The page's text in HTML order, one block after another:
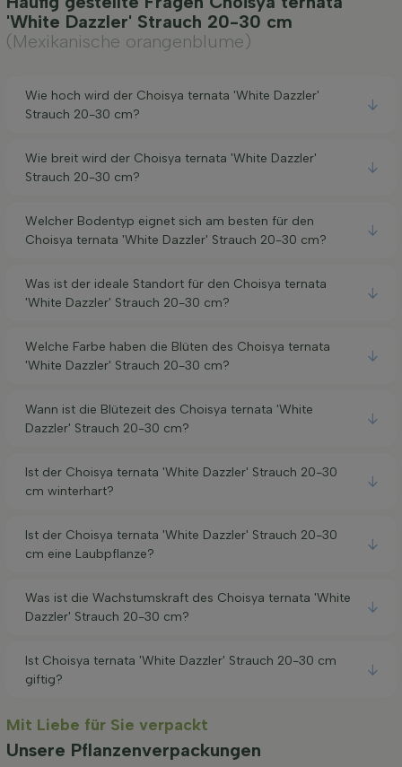
'White Dazzler' Strauch 20-30 cm
(Mexikanische orangenblume)
Wie hoch wird der Choisya ternata 'White Dazzler'
Strauch 20-30 cm?
Wie breit wird der Choisya ternata 'White Dazzler'
Strauch 20-30 cm?
Welcher Bodentyp eignet sich am besten für den
Choisya ternata 'White Dazzler' Strauch 20-30 cm?
Was ist der ideale Standort für den Choisya ternata
'White Dazzler' Strauch 20-30 cm?
Welche Farbe haben die Blüten des Choisya ternata
'White Dazzler' Strauch 20-30 cm?
Wann ist die Blütezeit des Choisya ternata 'White
Dazzler' Strauch 20-30 cm?
Ist der Choisya ternata 'White Dazzler' Strauch 20-30
cm winterhart?
Ist der Choisya ternata 'White Dazzler' Strauch 20-30
cm eine Laubpflanze?
Was ist die Wachstumskraft des Choisya ternata 'White
Dazzler' Strauch 20-30 cm?
Ist Choisya ternata 'White Dazzler' Strauch 20-30 cm
giftig?
Mit Liebe für Sie verpackt
Unsere Pflanzenverpackungen